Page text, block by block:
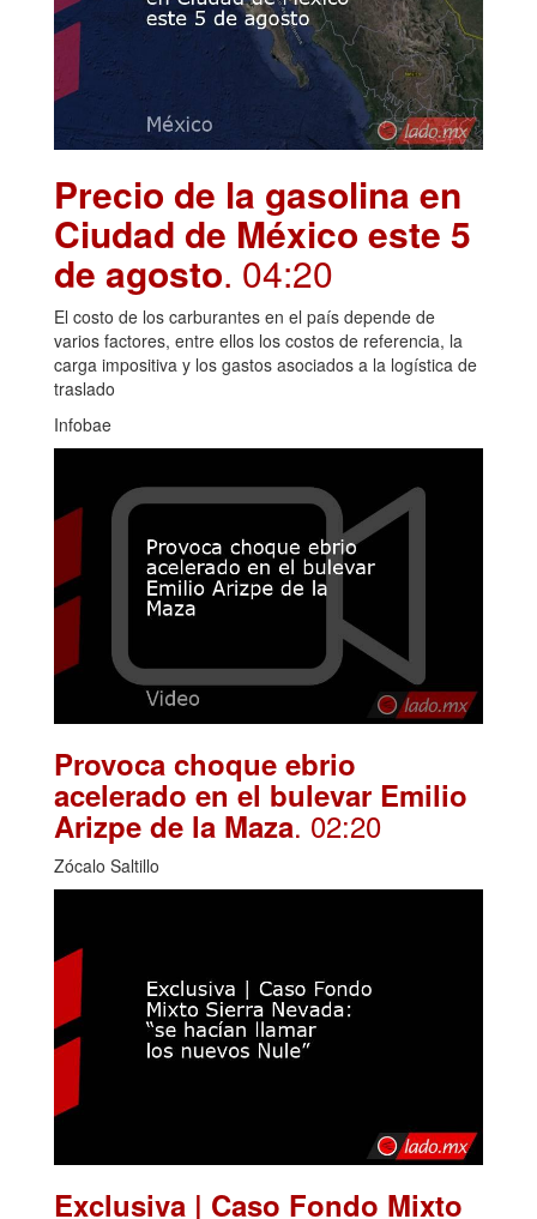
Precio de la gasolina en
Ciudad de México este 5
de agosto. 04:20
El costo de los carburantes en el país depende de
varios factores, entre ellos los costos de referencia, la
carga impositiva y los gastos asociados a la logística de
traslado
Infobae
Provoca choque ebrio
acelerado en el bulevar Emilio
Arizpe de la Maza. 02:20
Zócalo Saltillo
Exclusiva | Caso Fondo Mixto